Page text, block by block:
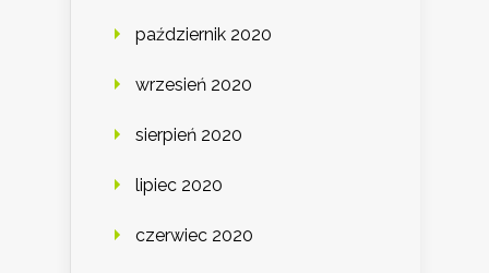
październik 2020
wrzesień 2020
sierpień 2020
lipiec 2020
czerwiec 2020